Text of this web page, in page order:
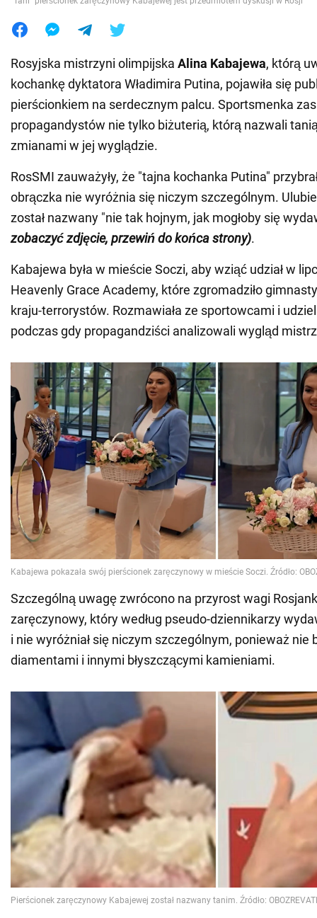
Rosyjska mistrzyni olimpijska Alina Kabajewa, którą
kochankę dyktatora Władimira Putina, pojawiła się
pierścionkiem na serdecznym palcu. Sportsmenka
propagandystów nie tylko biżuterią, którą nazwali
zmianami w jej wyglądzie.
RosSMI zauważyły, że "tajna kochanka Putina"
obrączka nie wyróżnia się niczym szczególnym.
został nazwany "nie tak hojnym, jak mogłoby się
zobaczyć zdjęcie, przewiń do końca strony).
Kabajewa była w mieście Soczi, aby wziąć udział w
Heavenly Grace Academy, które zgromadziło
kraju-terrorystów. Rozmawiała ze sportowcami i
podczas gdy propagandziści analizowali wygląd
Szczególną uwagę zwrócono na przyrost wagi
zaręczynowy, który według pseudo-dziennikarzy
i nie wyróżniał się niczym szczególnym, ponieważ nie
diamentami i innymi błyszczącymi kamieniami.